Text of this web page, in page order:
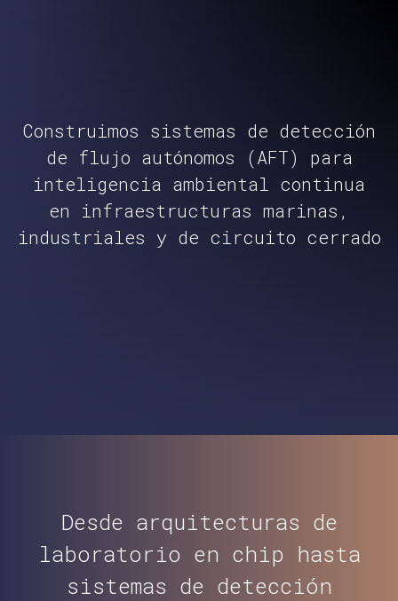
Construimos sistemas de detección
de flujo autónomos (AFT) para
inteligencia ambiental continua
en infraestructuras marinas,
industriales y de circuito cerrado
Desde arquitecturas de
laboratorio en chip hasta
sistemas de detección